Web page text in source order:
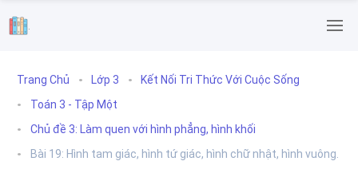
.
Trang Chủ Lớp 3
Kết Nối Tri Thức Với Cuộc Sống
Toán 3 - Tập Một
Chủ đề 3: Làm quen với hình phẳng, hình khối
Bài 19: Hình tam giác, hình tứ giác, hình chữ nhật, hình vuông.